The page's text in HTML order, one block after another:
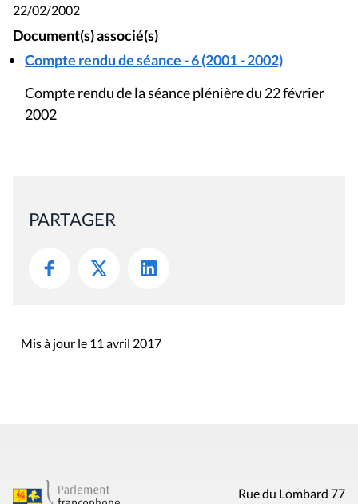
22/02/2002
Document(s) associé(s)
Compte rendu de séance - 6 (2001 - 2002)
Compte rendu de la séance plénière du 22 février
2002
PARTAGER
Mis à jour le 11 avril 2017
Rue du Lombard 77